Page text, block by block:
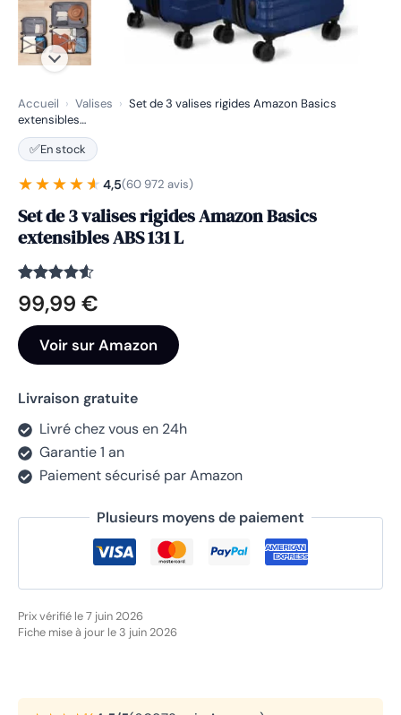
Accueil › Valises › Set de 3 valises rigides Amazon Basics
extensibles…
✅En stock
★★★★★
★★★★★ 4,5(60 972 avis)
Set de 3 valises rigides Amazon Basics
extensibles ABS 131 L
Noté
4.5
sur 5
60972
notations
client
99,99 €
Voir sur Amazon
Livraison gratuite
Livré chez vous en 24h
Garantie 1 an
Paiement sécurisé par Amazon
Plusieurs moyens de paiement
Prix vérifié le 7 juin 2026
Fiche mise à jour le 3 juin 2026